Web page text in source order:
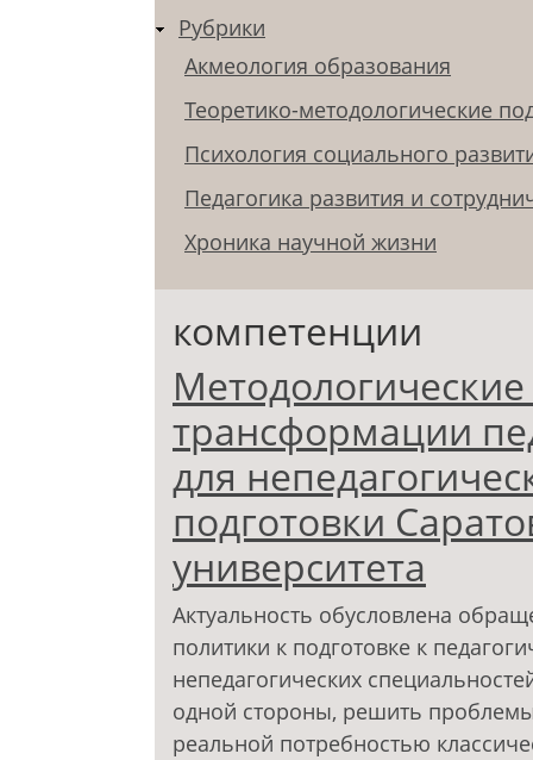
Рубрики
Акмеология образования
Теоретико-методологические
Психология социального
Педагогика развития и
Хроника научной жизни
компетенции
трансформации
для
подготовки
университета
Актуальность обусловлена
политики к подготовке к
непедагогических
одной стороны, решить
реальной потребностью